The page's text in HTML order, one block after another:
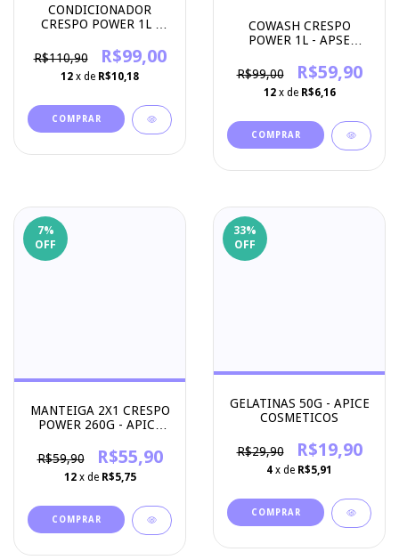
CONDICIONADOR
CRESPO POWER 1L -
R$110,90
R$99,00
12 x de R$10,18
COWASH CRESPO
POWER 1L - APSE
R$99,00
R$59,90
12 x de R$6,16
7%
OFF
MANTEIGA 2X1 CRESPO
POWER 260G - APICE
R$59,90
R$55,90
12 x de R$5,75
33%
OFF
GELATINAS 50G - APICE
COSMETICOS
R$29,90 R$19,90
4 x de R$5,91
COMPRAR